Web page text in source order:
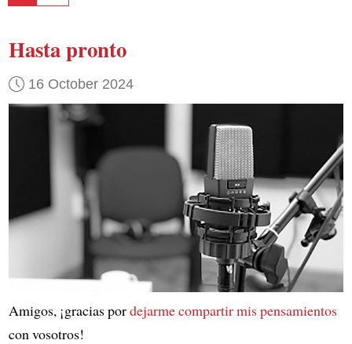
Hasta pronto
16 October 2024
Amigos, ¡gracias pordejarme compartir mis pensamientos
con vosotros!